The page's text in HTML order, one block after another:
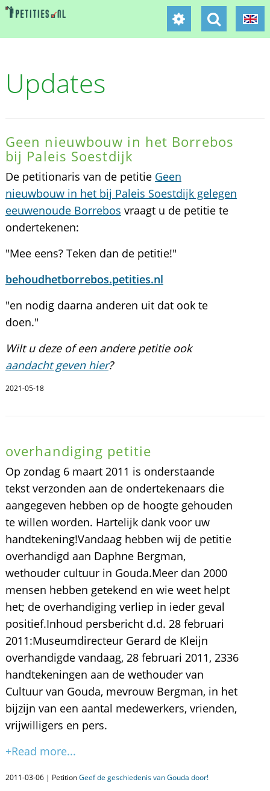
Updates
Geen nieuwbouw in het Borrebos
bij Paleis Soestdijk
De petitionaris van de petitie Geen
nieuwbouw in het bij Paleis Soestdijk gelegen
eeuwenoude Borrebos vraagt u de petitie te
ondertekenen:
"Mee eens? Teken dan de petitie!"
behoudhetborrebos.petities.nl
"en nodig daarna anderen uit dat ook te
doen."
Wilt u deze of een andere petitie ook
aandacht geven hier?
2021-05-18
overhandiging petitie
Op zondag 6 maart 2011 is onderstaande
tekst verzonden aan de ondertekenaars die
aangegeven hebben op de hoogte gehouden
te willen worden. Hartelijk dank voor uw
handtekening!Vandaag hebben wij de petitie
overhandigd aan Daphne Bergman,
wethouder cultuur in Gouda.Meer dan 2000
mensen hebben getekend en wie weet helpt
het; de overhandiging verliep in ieder geval
positief.Inhoud persbericht d.d. 28 februari
2011:Museumdirecteur Gerard de Kleijn
overhandigde vandaag, 28 februari 2011, 2336
handtekeningen aan de wethouder van
Cultuur van Gouda, mevrouw Bergman, in het
bijzijn van een aantal medewerkers, vrienden,
vrijwilligers en pers.
+Read more...
2011-03-06 | PetitionGeef de geschiedenis van Gouda door!